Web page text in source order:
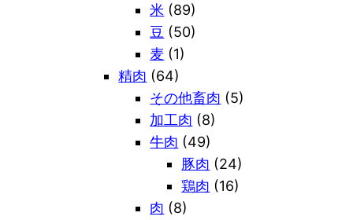
米 (89)
豆 (50)
麦 (1)
精肉 (64)
その他畜肉 (5)
加工肉 (8)
牛肉 (49)
豚肉 (24)
鶏肉 (16)
肉 (8)